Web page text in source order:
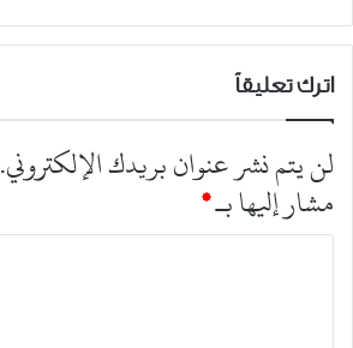
اترك تعليقاً
لن يتم نشر عنوان بريدك الإلكتروني.
مشار إليها بـ*
ا